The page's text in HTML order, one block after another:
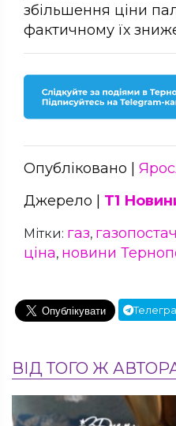
збільшення ціни
фактичному їх
Опубліковано |
Джерело | Т1
Мітки: газ,
ціна, новини
ВІД ТОГО Ж